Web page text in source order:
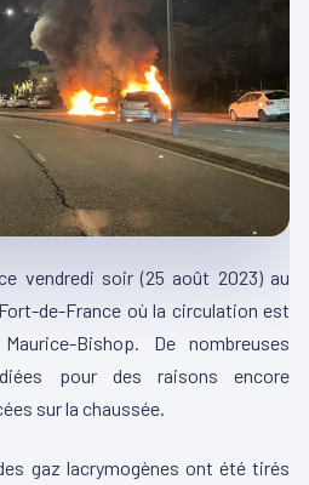
vendredi soir(25 août 2023)au
de-France où la circulation est
Bishop. De nombreuses
pour des raisons encore
sur la chaussée.
gaz lacrymogènes ont été tirés